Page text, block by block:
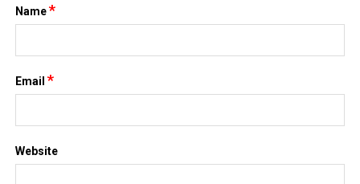
Name*
Email*
Website